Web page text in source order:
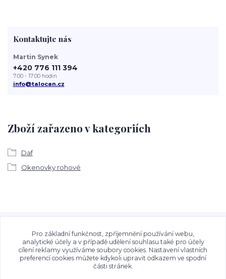
Zboží zařazeno v kategoriích
Daf
Okenovky rohové
Kontaktujte nás
Martin Synek
+420 776 111 394
7:00 - 17:00 hodin
info@talocan.cz
obsah zveřejněný na stránkách Talocan.cz a
CeskeSamolepky.cz jsou chráněny autorským právem. Jejich
použití bez předchozího písemného souhlasu provozovatele
je zakázáno.
Pro základní funkčnost, zpříjemnění používání webu,
analytické účely a v případě udělení souhlasu také pro účely
cílení reklamy využíváme soubory cookies. Nastavení vlastních
preferencí cookies můžete kdykoli upravit odkazem ve spodní
části stránek.